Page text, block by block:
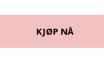
KJØP NÅ